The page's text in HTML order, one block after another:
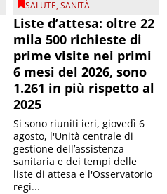
SALUTE,SANITÀ
Liste d’attesa: oltre 22
mila 500 richieste di
prime visite nei primi
6 mesi del 2026, sono
1.261 in più rispetto al
2025
Si sono riuniti ieri, giovedì 6
agosto, l'Unità centrale di
gestione dell’assistenza
sanitaria e dei tempi delle
liste di attesa e l'Osservatorio
regi...